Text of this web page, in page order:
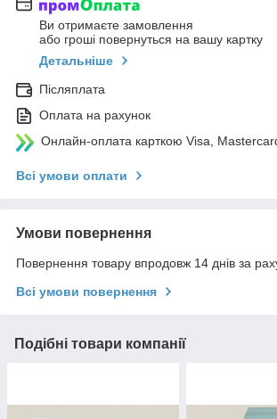
Ви отримаєте замовлення
або гроші повернуться на вашу картку
Детальніше
Післяплата
Оплата на рахунок
Онлайн-оплата карткою Visa,
Всі умови оплати
Умови повернення
Повернення товару впродовж 14 днів за
Всі умови повернення
Подібні товари компанії